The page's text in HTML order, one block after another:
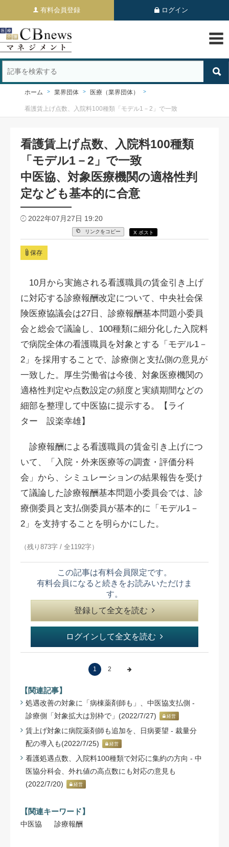
有料会員登録 ログイン
ホーム 業界団体 医療（業界団体）
看護賃上げ点数、入院料100種類「モデル1－2」で一致
看護賃上げ点数、入院料100種類
「モデル1－2」で一致
中医協、対象医療機関の適格性判
定なども基本的に合意
2022年07月27日 19:20
リンクをコピー X ポスト
保存
10月から実施される看護職員の賃金引き上げ
に対応する診療報酬改定について、中央社会保
険医療協議会は27日、診療報酬基本問題小委員
会と総会で議論し、100種類に細分化した入院料
で病院全体の看護職員を対象とする「モデル1－
2」を採用することで、診療側と支払側の意見が
一致した。厚生労働省は今後、対象医療機関の
適格性判定や点数設定の頻度と実績期間などの
細部を整理して中医協に提示する。【ライ
ター 設楽幸雄】
診療報酬による看護職員の賃金引き上げにつ
いて、「入院・外来医療等の調査・評価分科
会」から、シミュレーションの結果報告を受け
て議論した診療報酬基本問題小委員会では、診
療側委員と支払側委員が基本的に「モデル1－
2」を支持することを明らかにした。
（残り873字 / 全1192字）
この記事は有料会員限定です。
有料会員になると続きをお読みいただけま
す。
登録して全文を読む
ログインして全文を読む
1 2
【関連記事】
処遇改善の対象に「病棟薬剤師も」、中医協支払側 -
診療側「対象拡大は別枠で」(2022/7/27)
経営
賃上げ対象に病院薬剤師も追加を、日病要望 - 裁量分
配の導入も(2022/7/25)
経営
看護処遇点数、入院料100種類で対応に集約の方向 - 中
医協分科会、外れ値の高点数にも対応の意見も
(2022/7/20)
経営
【関連キーワード】
中医協 診療報酬